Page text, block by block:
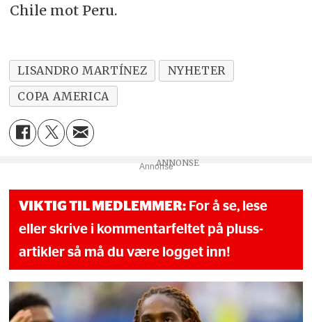
Chile mot Peru.
LISANDRO MARTÍNEZ
NYHETER
COPA AMERICA
Annonse
VIKTIG TIL MEDLEMMER: For å se, lese
eller skrive i kommentarfeltet på pluss-
artikler så må du være logget inn!